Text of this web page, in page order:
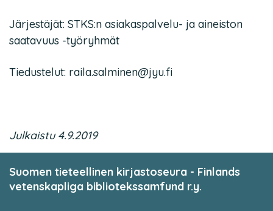
Järjestäjät: STKS:n asiakaspalvelu- ja aineiston
saatavuus -työryhmät
Tiedustelut: raila.salminen@jyu.fi
Julkaistu 4.9.2019
Suomen tieteellinen kirjastoseura - Finlands
vetenskapliga bibliotekssamfund r.y.